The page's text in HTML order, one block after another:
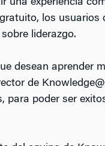
una experiencia
los
liderazgo.
desean aprender
de
para poder ser